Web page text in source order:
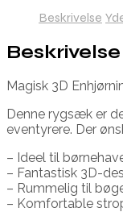
Beskrivelse
Beskrivelse
Magisk 3D
Denne rygsæk er
eventyrere. Der
– Ideel til
– Fantastisk 3D-
– Rummelig til
– Komfortable